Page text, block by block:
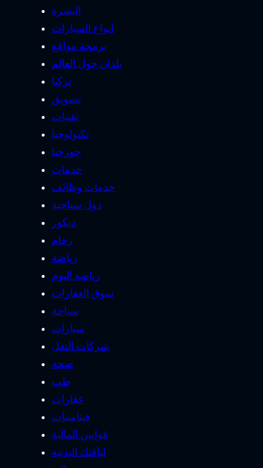
البشرة
انواع السيارات
برمجة مواقع
بلدان حول العالم
تركيا
تسويق
تقنيات
تكنولوجيا
جورجيا
خدمات
خدمات وظائف
دول سياحية
ديكور
رخام
رياضة
رياضه اليوم
سوق العقارات
سياحة
سيارات
شركات النقل
صحة
طب
عقارات
فيتامينات
قوانين المالية
لياقتك البدنية